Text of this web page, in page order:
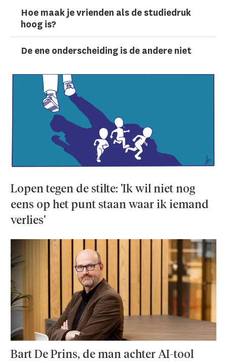
Hoe maak je vrienden als de studiedruk
hoog is?
De ene onderscheiding is de andere niet
Lopen tegen de stilte: 'Ik wil niet nog
eens op het punt staan waar ik iemand
verlies'
Bart De Prins, de man achter AI-tool